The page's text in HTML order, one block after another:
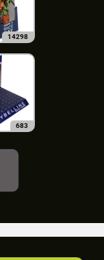
14298
683